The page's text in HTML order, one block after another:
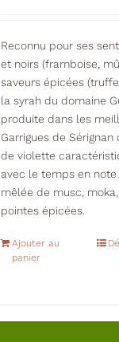
Reconnu pour ses
et noirs (framboise,
saveurs épicées
la syrah du domaine
produite dans les
Garrigues de
de violette
avec le temps en
mêlée de musc,
pointes épicées.
Ajouter au
panier